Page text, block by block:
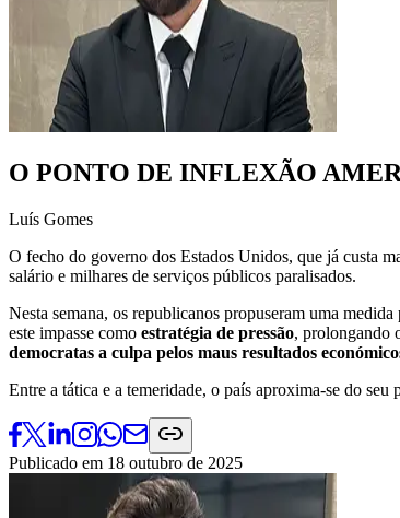
O PONTO DE INFLEXÃO
Luís Gomes
O fecho do governo dos Estados Unidos, que já custa
salário e milhares de serviços públicos paralisados.
Nesta semana, os republicanos propuseram uma medida
este impasse como estratégia de pressão, prolongando
democratas a culpa pelos maus resultados
Entre a tática e a temeridade, o país aproxima-se do
Publicado em 18 outubro de 2025